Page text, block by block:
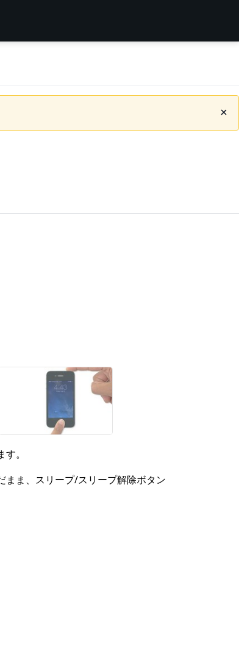
。
まま、スリープ/スリープ解除ボタン